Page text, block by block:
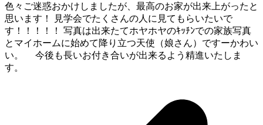
色々ご迷惑おかけしましたが、最高のお家が出来上がったと
思います！ 見学会でたくさんの人に見てもらいたいで
す！！！！！ 写真は出来たてホヤホヤのｷｯﾁﾝでの家族写真
とマイホームに始めて降り立つ天使（娘さん）ですーかわい
い。
今後も長いお付き合いが出来るよう精進いたしま
す。